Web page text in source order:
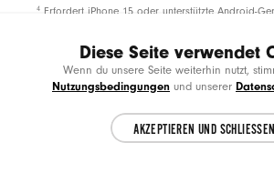
footnote
4 Erfordert iPhone 15 oder unterstützte Android-
Klebstoffe, Druckfarben und Beschichtungen
Berechnungen des Plastikanteils und
berücksichtigt.
Nur für neue Abonnent:innen. Das Angebot ist in
Zeitraum für neue Abonnent:innen erhältlich, die
Diese Seite verwendet
Wenn du unsere Seite weiterhin nutzt,
Nutzungsbedingungen und unserer
AKZEPTIEREN UND SCHLIESSEN
Choose another country or
content specific to your